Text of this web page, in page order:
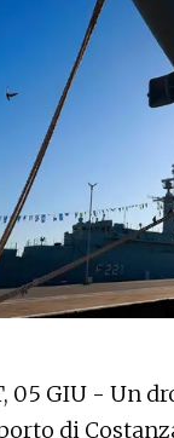
05 GIU - Un
di